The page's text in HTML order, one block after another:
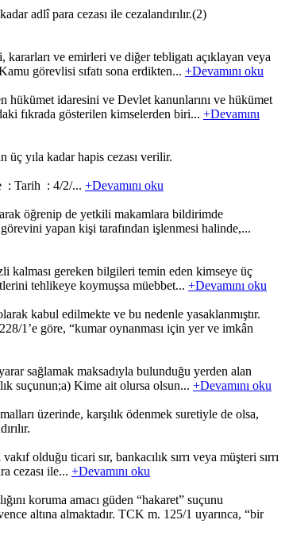
adlî para cezası ile cezalandırılır.(2)
ve emirleri ve diğer tebligatı açıklayan veya
görevlisi sıfatı sona erdikten... +Devamını oku
hükümet idaresini ve Devlet kanunlarını ve hükümet
fıkrada gösterilen kimselerden biri... +Devamını
yıla kadar hapis cezası verilir.
: 4/2/... +Devamını oku
öğrenip de yetkili makamlara bildirimde
yapan kişi tarafından işlenmesi halinde,...
kalması gereken bilgileri temin eden kimseye üç
tehlikeye koymuşsa müebbet... +Devamını oku
kabul edilmekte ve bu nedenle yasaklanmıştır.
1’e göre, “kumar oynanması için yer ve imkân
sağlamak maksadıyla bulunduğu yerden alan
suçunun;a) Kime ait olursa olsun... +Devamını oku
üzerinde, karşılık ödenmek suretiyle de olsa,
olduğu ticari sır, bankacılık sırrı veya müşteri sırrı
cezası ile... +Devamını oku
koruma amacı güden “hakaret” suçunu
altına almaktadır. TCK m. 125/1 uyarınca, “bir